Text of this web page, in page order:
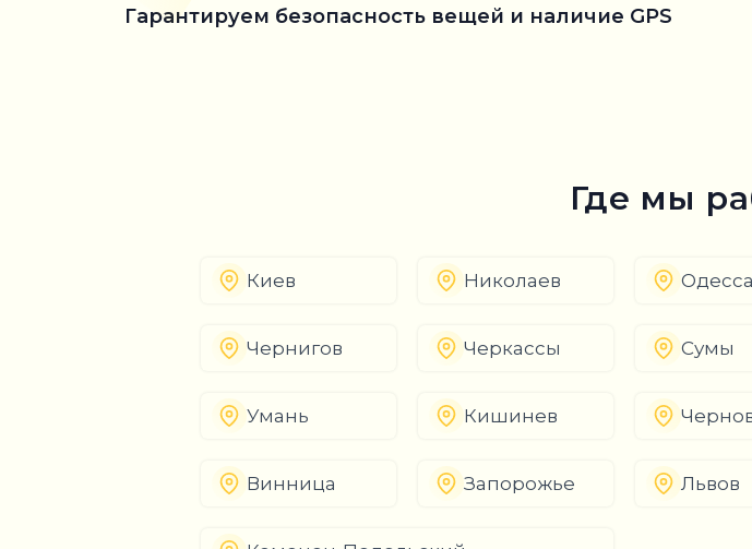
Гарантируем безопасность вещей и наличие GPS
Где мы
Киев Николаев Одесса
Чернигов Черкассы Сумы
Умань Кишинев
Винница Запорожье Львов